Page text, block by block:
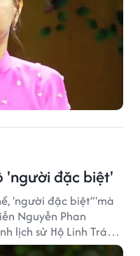
'người đặc biệt'
'người đặc biệt”'mà
Nguyễn Phan
lịch sử Hộ Linh Tráng